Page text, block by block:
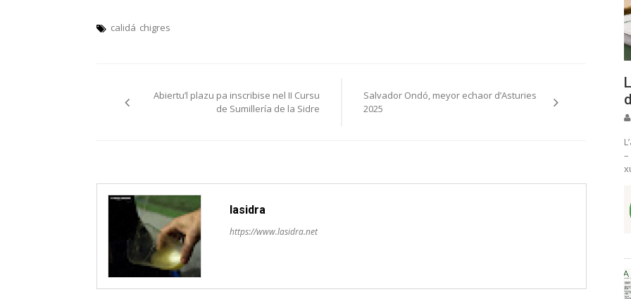
calidá chigres
pelosAbiertu’l plazu pa inscribise nel II Cursu
de Sumillería de la Sidre
Salvador Ondó, meyor echaor d’Asturies
2025
lasidra
https://www.lasidra.net